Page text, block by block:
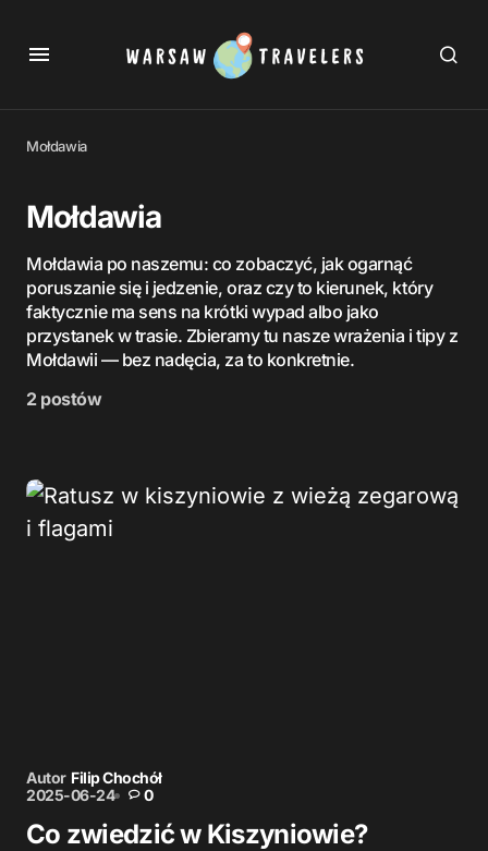
Mołdawia
Mołdawia
Mołdawia po naszemu: co zobaczyć, jak ogarnąć
poruszanie się i jedzenie, oraz czy to kierunek, który
faktycznie ma sens na krótki wypad albo jako
przystanek w trasie. Zbieramy tu nasze wrażenia i tipy z
Mołdawii — bez nadęcia, za to konkretnie.
2 postów
Autor Filip Chochół
2025-06-24
0
Co zwiedzić w Kiszyniowie?